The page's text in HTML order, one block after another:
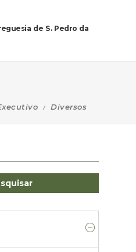
de S. Pedro da
Diversos